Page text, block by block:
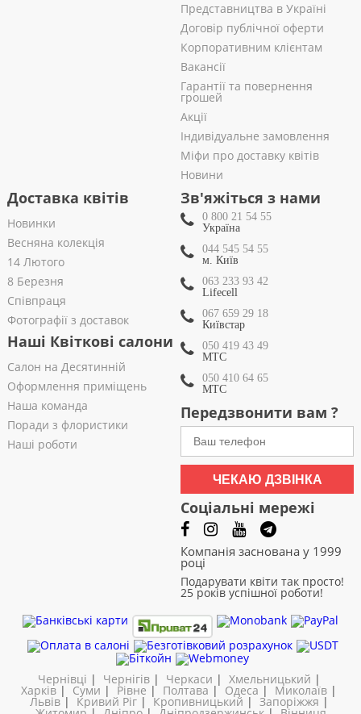
Представництва в Україні
Договір публічної оферти
Корпоративним клієнтам
Вакансії
Гарантії та повернення
грошей
Акції
Індивідуальне замовлення
Міфи про доставку квітів
Новини
Доставка квітів
Новинки
Весняна колекція
14 Лютого
8 Березня
Співпраця
Фотографії з доставок
Наші Квіткові салони
Салон на Десятинній
Оформлення приміщень
Наша команда
Поради з флористики
Наші роботи
Зв'яжіться з нами
0 800 21 54 55
Україна
044 545 54 55
м. Київ
063 233 93 42
Lifecell
067 659 29 18
Київстар
050 419 43 49
МТС
050 410 64 65
МТС
Передзвонити вам ?
ЧЕКАЮ ДЗВІНКА
Соціальні мережі
Компанія заснована у 1999
році
Подарувати квіти так просто!
25 років успішної роботи!
Чернівці | Чернігів| Черкаси | Хмельницький |
Харків | Суми | Рівне | Полтава | Одеса | Миколаїв |
Львів| Кривий Ріг|Кропивницький | Запоріжжя |